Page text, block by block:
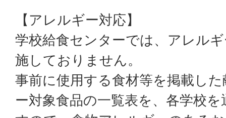
【アレルギー対応】
学校給食センターでは、アレル
施しておりません。
事前に使用する食材等を掲載し
ー対象食品の一覧表を、各学校